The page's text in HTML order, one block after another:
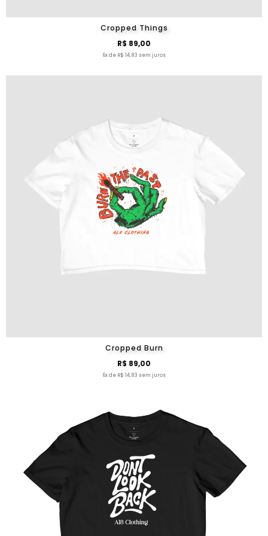
Cropped Things
R$ 89,00
6x de R$ 14,83 sem juros
Cropped Burn
R$ 89,00
6x de R$ 14,83 sem juros